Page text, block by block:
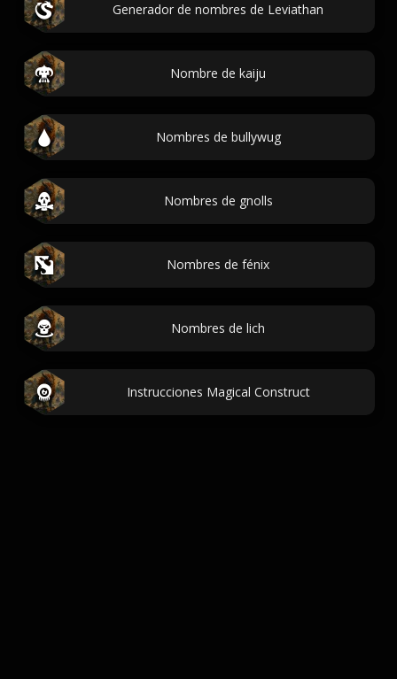
Generador de nombres de Leviathan
Nombre de kaiju
Nombres de bullywug
Nombres de gnolls
Nombres de fénix
Nombres de lich
Instrucciones Magical Construct